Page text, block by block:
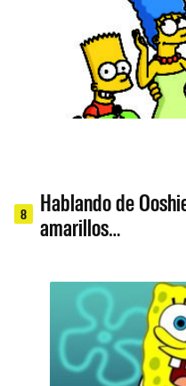
8
Hablando de
amarillos…